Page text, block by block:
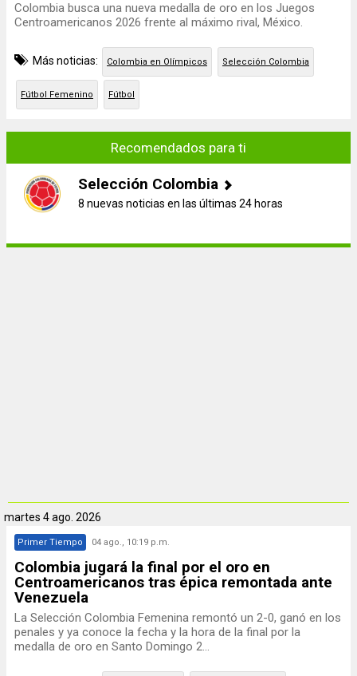
Colombia busca una nueva medalla de oro en los Juegos
Centroamericanos 2026 frente al máximo rival, México.
Más noticias: Colombia en Olímpicos Selección Colombia
Fútbol Femenino Fútbol
Recomendados para ti
Selección Colombia
8 nuevas noticias en las últimas 24 horas
martes 4 ago. 2026
Primer Tiempo 04 ago., 10:19 p.m.
Colombia jugará la final por el oro en
Centroamericanos tras épica remontada ante
Venezuela
La Selección Colombia Femenina remontó un 2-0, ganó en los
penales y ya conoce la fecha y la hora de la final por la
medalla de oro en Santo Domingo 2...